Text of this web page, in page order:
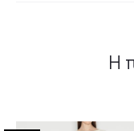
Η